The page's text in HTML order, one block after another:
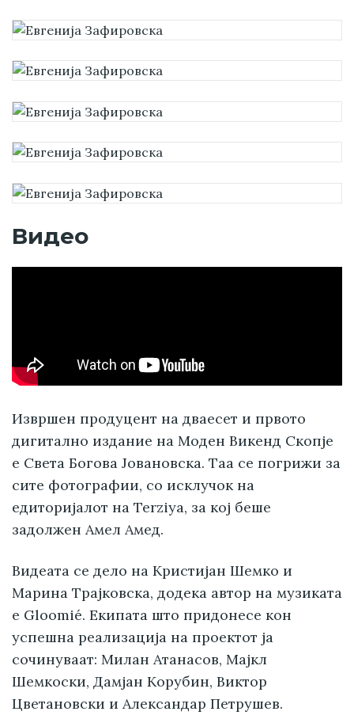
Видео
Извршен продуцент на дваесет и првото
дигитално издание на Моден Викенд Скопје
е Света Богова Јовановска. Таа се погрижи за
сите фотографии, со исклучок на
едиторијалот на Terziya, за кој беше
задолжен Амел Амед.
Видеата се дело на Кристијан Шемко и
Марина Трајковска, додека автор на музиката
е Gloomié. Екипата што придонесе кон
успешна реализација на проектот ја
сочинуваат: Милан Атанасов, Мајкл
Шемкоски, Дамјан Корубин, Виктор
Цветановски и Александар Петрушев.